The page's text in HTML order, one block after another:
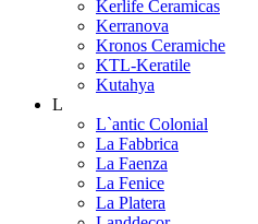
Kerlife Ceramicas
Kerranova
Kronos Ceramiche
KTL-Keratile
Kutahya
L
L`antic Colonial
La Fabbrica
La Faenza
La Fenice
La Platera